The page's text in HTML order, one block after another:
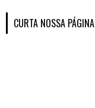
CURTA NOSSA PÁGINA